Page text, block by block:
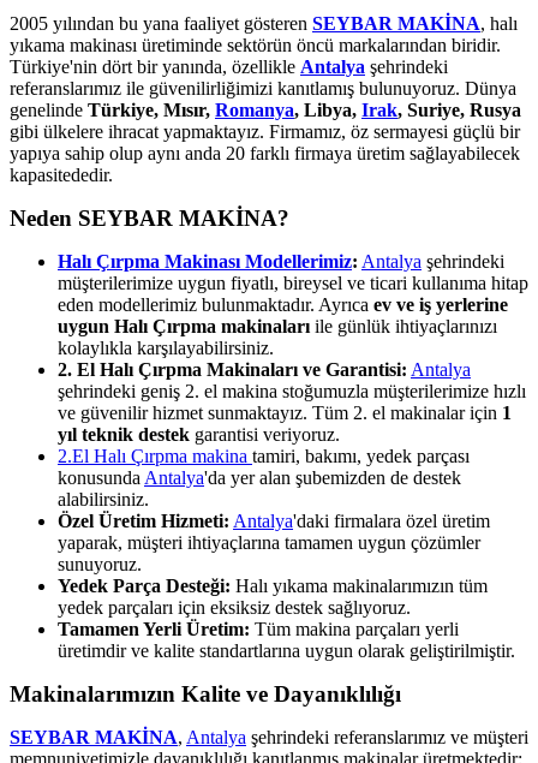
2005 yılından bu yana faaliyet gösteren SEYBAR MAKİNA, halı
yıkama makinası üretiminde sektörün öncü markalarından biridir.
Türkiye'nin dört bir yanında, özellikle Antalya şehrindeki
referanslarımız ile güvenilirliğimizi kanıtlamış bulunuyoruz. Dünya
genelinde Türkiye, Mısır, Romanya, Libya, Irak, Suriye, Rusya
gibi ülkelere ihracat yapmaktayız. Firmamız, öz sermayesi güçlü bir
yapıya sahip olup aynı anda 20 farklı firmaya üretim sağlayabilecek
kapasitededir.
Neden SEYBAR MAKİNA?
Halı Çırpma Makinası Modellerimiz: Antalya şehrindeki
müşterilerimize uygun fiyatlı, bireysel ve ticari kullanıma hitap
eden modellerimiz bulunmaktadır. Ayrıca ev ve iş yerlerine
uygun Halı Çırpma makinaları ile günlük ihtiyaçlarınızı
kolaylıkla karşılayabilirsiniz.
2. El Halı Çırpma Makinaları ve Garantisi: Antalya
şehrindeki geniş 2. el makina stoğumuzla müşterilerimize hızlı
ve güvenilir hizmet sunmaktayız. Tüm 2. el makinalar için 1
yıl teknik destek garantisi veriyoruz.
2.El Halı Çırpma makina tamiri, bakımı, yedek parçası
konusunda Antalya'da yer alan şubemizden de destek
alabilirsiniz.
Özel Üretim Hizmeti: Antalya'daki firmalara özel üretim
yaparak, müşteri ihtiyaçlarına tamamen uygun çözümler
sunuyoruz.
Yedek Parça Desteği: Halı yıkama makinalarımızın tüm
yedek parçaları için eksiksiz destek sağlıyoruz.
Tamamen Yerli Üretim: Tüm makina parçaları yerli
üretimdir ve kalite standartlarına uygun olarak geliştirilmiştir.
Makinalarımızın Kalite ve Dayanıklılığı
SEYBAR MAKİNA, Antalya şehrindeki referanslarımız ve müşteri
memnuniyetimizle dayanıklılığı kanıtlanmış makinalar üretmektedir: